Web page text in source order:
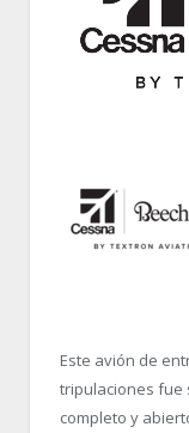
Este avión de
tripulaciones fue
completo y